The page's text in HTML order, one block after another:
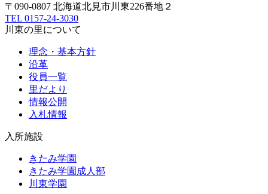
〒090-0807 北海道北見市川東226番地２
TEL 0157-24-3030
川東の里について
理念・基本方針
沿革
役員一覧
里だより
情報公開
入札情報
入所施設
きたみ学園
きたみ学園成人部
川東学園